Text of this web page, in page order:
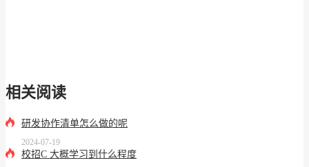
相关阅读
研发协作清单怎么做的呢
2024-07-19
校招C 大概学习到什么程度